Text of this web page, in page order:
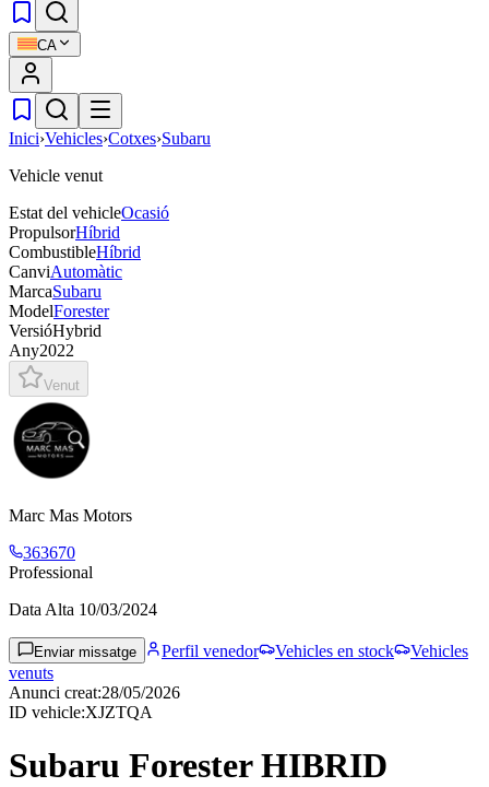
CA
Inici›Vehicles›Cotxes›Subaru
Vehicle venut
Estat del vehicleOcasió
PropulsorHíbrid
CombustibleHíbrid
CanviAutomàtic
MarcaSubaru
ModelForester
VersióHybrid
Any2022
Venut
Marc Mas Motors
363670
Professional
Data Alta 10/03/2024
Enviar missatge Perfil venedor Vehicles en stock
Vehicles
venuts
Anunci creat:28/05/2026
ID vehicle:XJZTQA
Subaru Forester HIBRID